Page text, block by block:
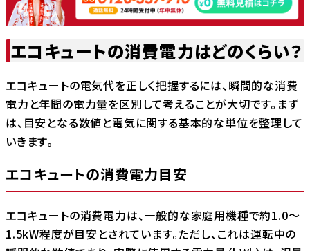
エコキュートの消費電力はどのくらい？
エコキュートの電気代を正しく把握するには、瞬間的な消費
電力と年間の電力量を区別して考えることが大切です。まず
は、目安となる数値と電気に関する基本的な単位を整理して
いきます。
エコキュートの消費電力目安
エコキュートの消費電力は、一般的な家庭用機種で約1.0～
1.5kW程度が目安とされています。ただし、これは運転中の